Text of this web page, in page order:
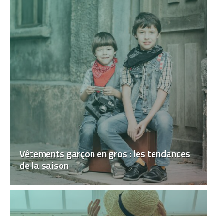
Vêtements garçon en gros : les tendances
de la saison